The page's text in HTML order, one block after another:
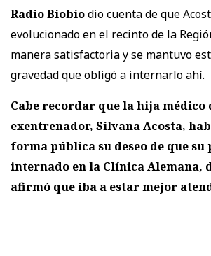
Radio Biobíodio cuenta de que
evolucionado en el recinto de la
manera satisfactoria y se mantuvo
gravedad que obligó a internarlo ahí.
Cabe recordar que la hija médico
exentrenador, Silvana Acosta,
forma pública su deseo de que
internado en la Clínica Alemana,
afirmó que iba a estar mejor